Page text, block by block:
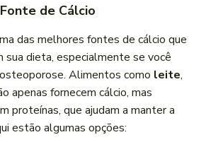
de Cálcio
das melhores fontes de cálcio que
sua dieta, especialmente se você
Alimentos como leite,
apenas fornecem cálcio, mas
proteínas, que ajudam a manter a
estão algumas opções: